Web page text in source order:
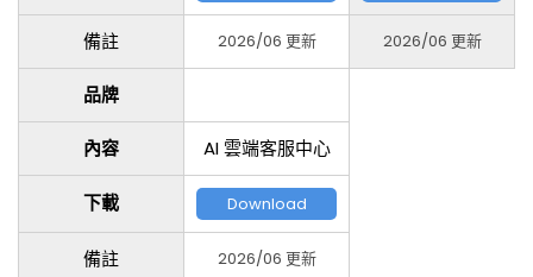
備註 2026/06 更新 2026/06 更新
品牌
內容 AI 雲端客服中心
下載 Download
備註 2026/06 更新